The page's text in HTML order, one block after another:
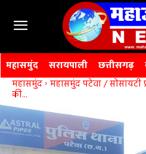
महासमुंद सरायपाली छत्तीसगढ़
महासमुंद महासमुंद पटेवा / सोसायटी
की...